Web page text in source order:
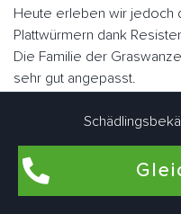
Heute erleben wir jedoch
Plattwürmern dank
Die Familie der
sehr gut angepasst.
geführt hat, dass er sich in
versteckt hat, sein
Nicht lectularius, daher
Wenn Sie sie schnell